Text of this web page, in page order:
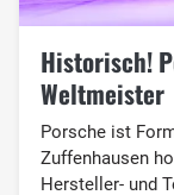
Historisch!
Weltmeister
Porsche ist
Zuffenhausen
Hersteller- und